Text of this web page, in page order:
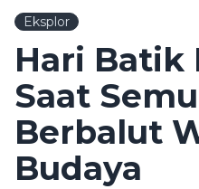
Eksplor
Hari Batik
Saat
Berbalut
Budaya